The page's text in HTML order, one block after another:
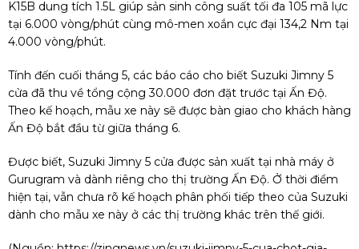
K15B dung tích 1.5L giúp sản sinh công suất tối đa 105 mã lực
tại 6.000 vòng/phút cùng mô-men xoắn cực đại 134,2 Nm tại
4.000 vòng/phút.
Tính đến cuối tháng 5, các báo cáo cho biết Suzuki Jimny 5
cửa đã thu về tổng cộng 30.000 đơn đặt trước tại Ấn Độ.
Theo kế hoạch, mẫu xe này sẽ được bàn giao cho khách hàng
Ấn Độ bắt đầu từ giữa tháng 6.
Được biết, Suzuki Jimny 5 cửa được sản xuất tại nhà máy ở
Gurugram và dành riêng cho thị trường Ấn Độ. Ở thời điểm
hiện tại, vẫn chưa rõ kế hoạch phân phối tiếp theo của Suzuki
dành cho mẫu xe này ở các thị trường khác trên thế giới.